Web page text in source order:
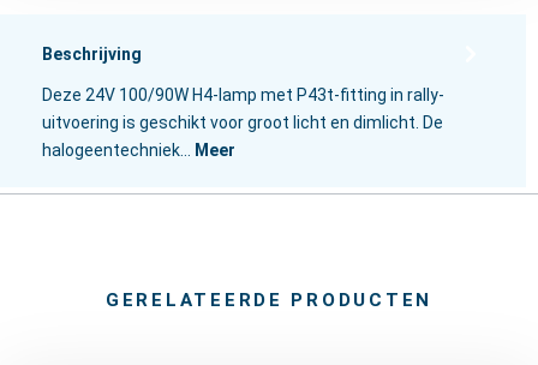
Beschrijving
Deze 24V 100/90W H4-lamp met P43t-fitting in rally-
uitvoering is geschikt voor groot licht en dimlicht. De
halogeentechniek…
Meer
GERELATEERDE PRODUCTEN